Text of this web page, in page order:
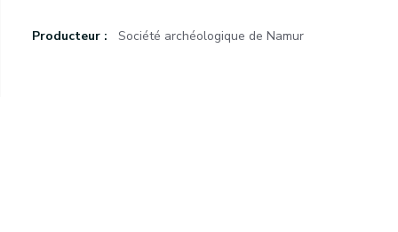
Producteur : Société archéologique de Namur